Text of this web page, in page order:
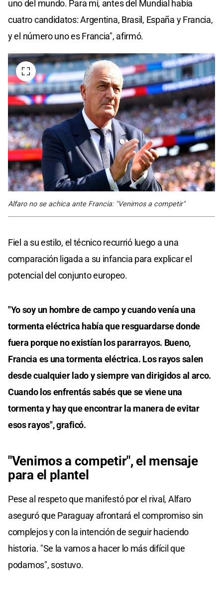
uno del mundo. Para mí, antes del Mundial había
cuatro candidatos: Argentina, Brasil, España y Francia,
y el número uno es Francia", afirmó.
Alfaro no se achica ante Francia: "Venimos a competir"
Fiel a su estilo, el técnico recurrió luego a una
comparación ligada a su infancia para explicar el
potencial del conjunto europeo.
"Yo soy un hombre de campo y cuando venía una
tormenta eléctrica había que resguardarse donde
fuera porque no existían los pararrayos. Bueno,
Francia es una tormenta eléctrica. Los rayos salen
desde cualquier lado y siempre van dirigidos al arco.
Cuando los enfrentás sabés que se viene una
tormenta y hay que encontrar la manera de evitar
esos rayos", graficó.
"Venimos a competir", el mensaje
para el plantel
Pese al respeto que manifestó por el rival, Alfaro
aseguró que Paraguay afrontará el compromiso sin
complejos y con la intención de seguir haciendo
historia. "Se la vamos a hacer lo más difícil que
podamos", sostuvo.